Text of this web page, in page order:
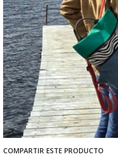
COMPARTIR ESTE PRODUCTO